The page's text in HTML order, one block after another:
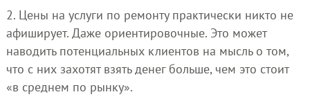
2. Цены на услуги по ремонту практически никто не
афиширует. Даже ориентировочные. Это может
наводить потенциальных клиентов на мысль о том,
что с них захотят взять денег больше, чем это стоит
«в среднем по рынку».